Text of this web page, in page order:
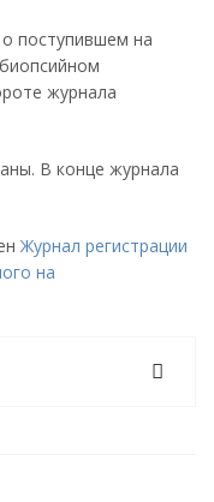
поступившем на
журнала
В конце журнала
Журнал регистрации
на